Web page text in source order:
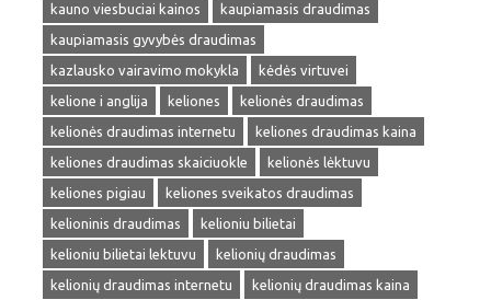
kauno viesbuciai kainos
kaupiamasis draudimas
kaupiamasis gyvybės draudimas
kazlausko vairavimo mokykla
kėdės virtuvei
kelione i anglija
keliones
kelionės draudimas
kelionės draudimas internetu
keliones draudimas kaina
keliones draudimas skaiciuokle
kelionės lėktuvu
keliones pigiau
keliones sveikatos draudimas
kelioninis draudimas
kelioniu bilietai
kelioniu bilietai lektuvu
kelionių draudimas
kelionių draudimas internetu
kelionių draudimas kaina